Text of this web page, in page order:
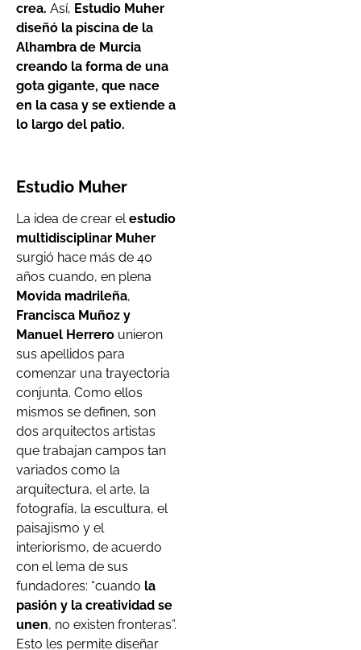
crea. Así, Estudio Muher
diseñó la piscina de la
Alhambra de Murcia
creando la forma de una
gota gigante, que nace
en la casa y se extiende a
lo largo del patio.
Estudio Muher
La idea de crear elestudio
multidisciplinar Muher
surgió hace más de 40
años cuando, en plena
Movida madrileña,
Francisca Muñoz y
Manuel Herrero unieron
sus apellidos para
comenzar una trayectoria
conjunta. Como ellos
mismos se definen, son
dos arquitectos artistas
que trabajan campos tan
variados como la
arquitectura, el arte, la
fotografía, la escultura, el
paisajismo y el
interiorismo, de acuerdo
con el lema de sus
fundadores: “cuando la
pasión y la creatividad se
unen, no existen fronteras”.
Esto les permite diseñar